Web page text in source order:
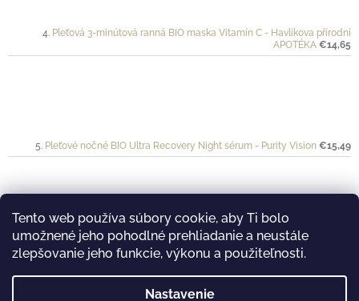
Tento web používa súbory cookie, aby Ti bolo
umožnené jeho pohodlné prehliadanie a neustále
zlepšovanie jeho funkcie, výkonu a použiteľnosti.
Nastavenie
Pleťová 3-minútová ranná BIO maska Vitamín C - Havlíkova přírodní
APOTÉKA €14,65
Pleťové nočné BIO Ultra Recovery Night sérum - Purity Vision €15,49
Ochranný krém pre športovkyne a športovcov VÉLO - Mylo
࿔ Nakukni aj na náš Youtube kanál...